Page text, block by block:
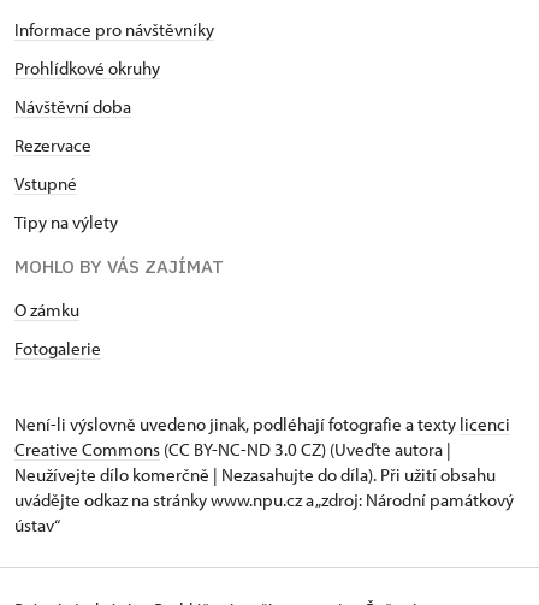
Informace pro návštěvníky
Prohlídkové okruhy
Návštěvní doba
Rezervace
Vstupné
Tipy na výlety
MOHLO BY VÁS ZAJÍMAT
O zámku
Fotogalerie
Není-li výslovně uvedeno jinak, podléhají fotografie a texty licenci
Creative Commons (CC BY-NC-ND 3.0 CZ) (Uveďte autora |
Neužívejte dílo komerčně | Nezasahujte do díla). Při užití obsahu
uvádějte odkaz na stránky www.npu.cz a „zdroj: Národní památkový
ústav“